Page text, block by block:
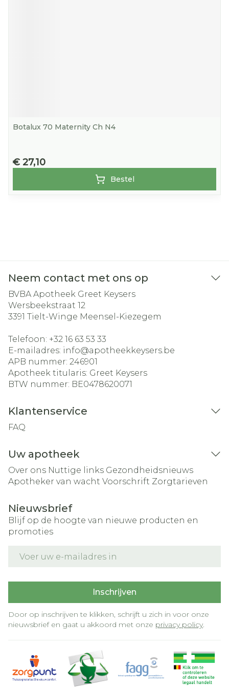
Botalux 70 Maternity Ch N4
€ 27,10
Bestel
Neem contact met ons op
BVBA Apotheek Greet Keysers
Wersbeekstraat 12
3391 Tielt-Winge Meensel-Kiezegem
Telefoon: +32 16 63 53 33
E-mailadres: info@apotheekkeysers.be
APB nummer: 246901
Apotheek titularis: Greet Keysers
BTW nummer: BE0478620071
Klantenservice
FAQ
Uw apotheek
Over ons Nuttige links Gezondheidsnieuws
Apotheker van wacht Voorschrift Zorgtarieven
Nieuwsbrief
Blijf op de hoogte van nieuwe producten en
promoties
Inschrijven
Door op inschrijven te klikken, schrijft u zich in voor onze
nieuwsbrief en gaat u akkoord met onze privacy policy.